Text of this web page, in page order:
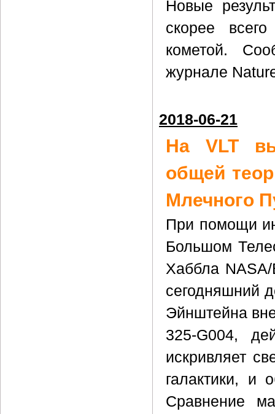
Новые
скорее
кометой.
журнале
2018-06-21
На VLT
общей
Млечного
При помощи
Большом
Хаббла
сегодняшний
Эйнштейна
325-G004,
искривляет
галактики, и
Сравнение